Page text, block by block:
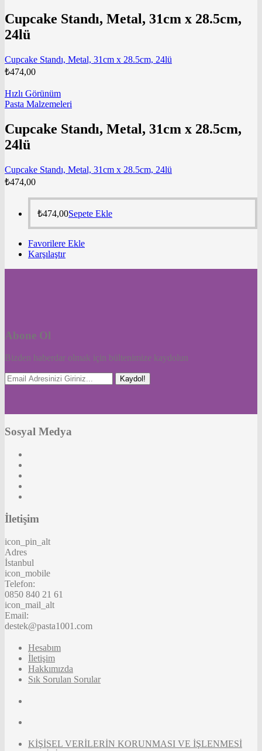
Cupcake Standı, Metal, 31cm x 28.5cm,
24lü
Cupcake Standı, Metal, 31cm x 28.5cm, 24lü
₺474,00
Hızlı Görünüm
Pasta Malzemeleri
Cupcake Standı, Metal, 31cm x 28.5cm,
24lü
Cupcake Standı, Metal, 31cm x 28.5cm, 24lü
₺474,00
₺474,00Sepete Ekle
Favorilere Ekle
Karşılaştır
Abone Ol
Bizden haberdar olmak için bültenimize kaydolun
Kaydol!
Sosyal Medya
İletişim
icon_pin_alt
Adres
İstanbul
icon_mobile
Telefon:
0850 840 21 61
icon_mail_alt
Email:
destek@pasta1001.com
Hesabım
İletişim
Hakkımızda
Sık Sorulan Sorular
KİŞİSEL VERİLERİN KORUNMASI VE İŞLENMESİ